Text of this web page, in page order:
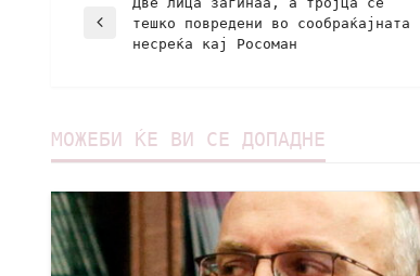
тешко повредени во сообраќајната
несреќа кај Росоман
МОЖЕБИ ЌЕ ВИ СЕ ДОПАДНЕ